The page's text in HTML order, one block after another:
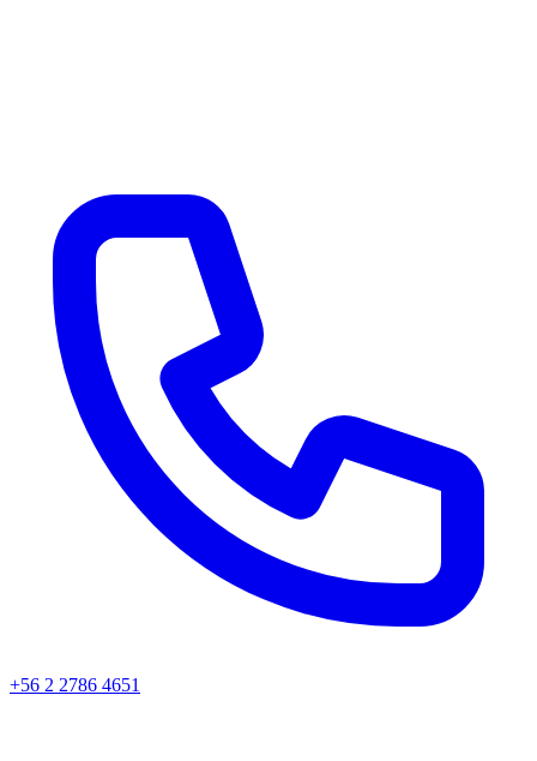
+56 2 2786 4651